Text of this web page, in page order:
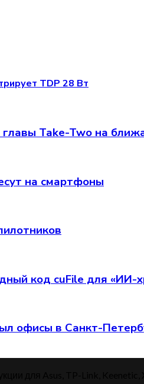
TDP 28 Вт
Take-Two на
на смартфоны
код cuFile для «ИИ-
офисы в Санкт-